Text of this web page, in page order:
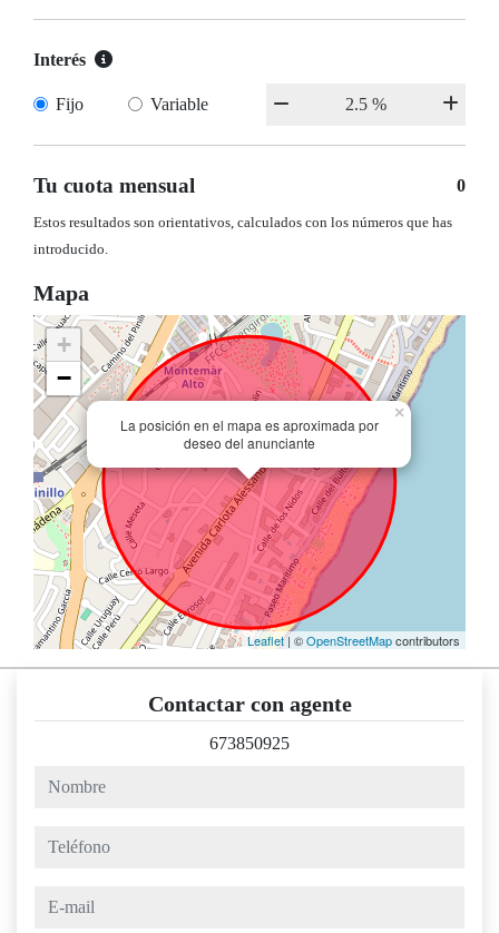
Interés
Fijo Variable
Tu cuota mensual 0
Estos resultados son orientativos, calculados con los números que has
introducido.
Mapa
La posición en el mapa es aproximada por
deseo del anunciante
×
+
−
Leaflet| ©OpenStreetMapcontributors
Contactar con agente
673850925
nombre
teléfono
e-mail